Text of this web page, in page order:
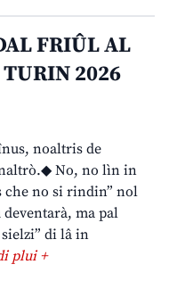
FRIÛL AL
2026
noaltris de
No, no lìn in
che no si rindin” nol
ma pal
di lâ in
plui +